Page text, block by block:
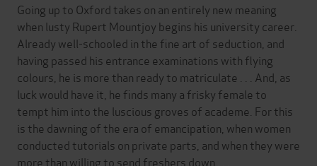
Going up to Oxford takes on an entirely new meaning
when lusty Rupert Mountjoy begins his university career.
Already well-schooled in the fine art of seduction, and
having passed his entrance examinations with flying
colours, he is more than ready to matriculate . . . And, as
luck would have it, he finds many a frisky female to
tempt him into the luscious groves of academe. For this
is the dawning of the era of emancipation, when women
conducted tutorials on private parts, and when they were